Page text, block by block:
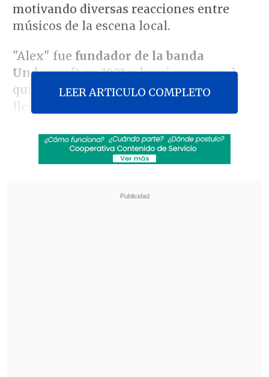
motivando diversas reacciones entre
músicos de la escena local.
"Alex" fue fundador de la banda
Undercroft en 1991y logró rearmar al
quinteto un par de años después,
el primer show en Chile de la banda
Morbid Angel, en el entonces Teatro
LEER ARTICULO COMPLETO